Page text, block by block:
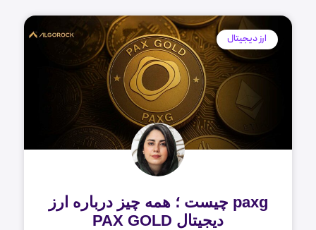
ارز دیجیتال
paxg چیست ؛ همه چیز درباره ارز
دیجیتال PAX GOLD